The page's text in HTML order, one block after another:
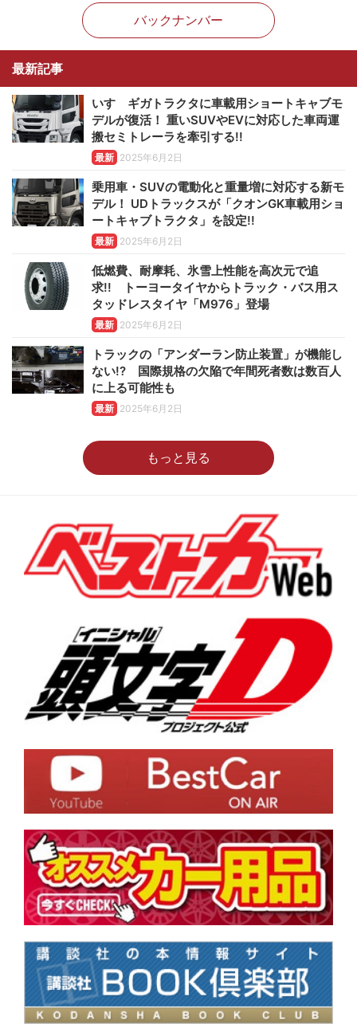
バックナンバー
最新記事
いすゞギガトラクタに車載用ショートキャブモ
デルが復活！ 重いSUVやEVに対応した車両運
搬セミトレーラを牽引する!!
最新 2025年6月2日
乗用車・SUVの電動化と重量増に対応する新モ
デル！ UDトラックスが「クオンGK車載用ショ
ートキャブトラクタ」を設定!!
最新 2025年6月2日
低燃費、耐摩耗、氷雪上性能を高次元で追
求!! トーヨータイヤからトラック・バス用ス
タッドレスタイヤ「M976」登場
最新 2025年6月2日
トラックの「アンダーラン防止装置」が機能し
ない!? 国際規格の欠陥で年間死者数は数百人
に上る可能性も
最新 2025年6月2日
もっと見る